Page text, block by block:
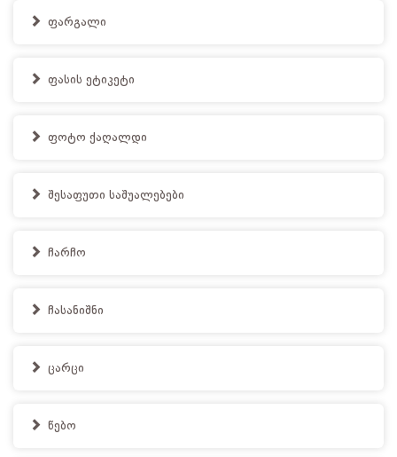
ფარგალი
ფასის ეტიკეტი
ფოტო ქაღალდი
შესაფუთი საშუალებები
ჩარჩო
ჩასანიშნი
ცარცი
წებო